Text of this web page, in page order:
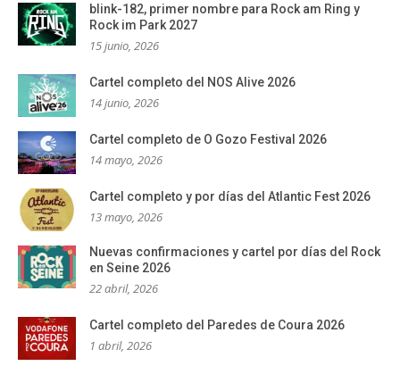
blink-182, primer nombre para Rock am Ring y
Rock im Park 2027
15 junio, 2026
Cartel completo del NOS Alive 2026
14 junio, 2026
Cartel completo de O Gozo Festival 2026
14 mayo, 2026
Cartel completo y por días del Atlantic Fest 2026
13 mayo, 2026
Nuevas confirmaciones y cartel por días del Rock
en Seine 2026
22 abril, 2026
Cartel completo del Paredes de Coura 2026
1 abril, 2026